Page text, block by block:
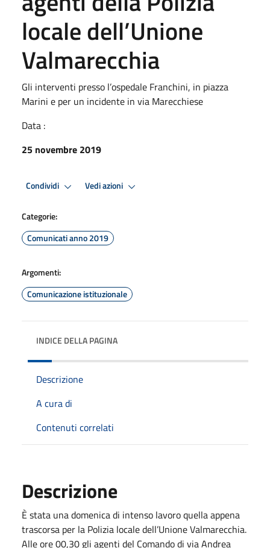
locale dell’Unione
Valmarecchia
Gli interventi presso l’ospedale Franchini, in piazza
Marini e per un incidente in via Marecchiese
Data :
25 novembre 2019
Condividi Vedi azioni
Categorie:
Comunicati anno 2019
Argomenti:
Comunicazione istituzionale
INDICE DELLA PAGINA
Descrizione
A cura di
Contenuti correlati
Descrizione
È stata una domenica di intenso lavoro quella appena
trascorsa per la Polizia locale dell’Unione Valmarecchia.
Alle ore 00,30 gli agenti del Comando di via Andrea